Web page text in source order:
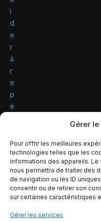
Gérer
Pour offrir les meilleures
technologies telles que les
informations des appareils.
nous permettra de traiter des
de navigation ou les ID
consentir ou de retirer son
sur certaines caractéristiques
Gérer les services
i
d
e
r
à
r
e
p
é
r
l
e
s
r
i
s